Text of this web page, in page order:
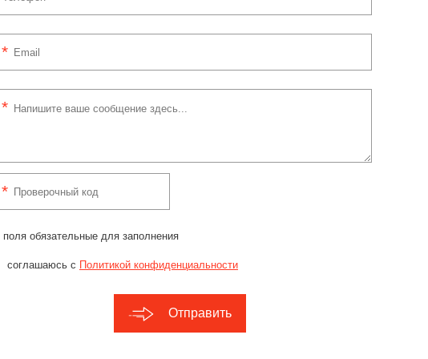
обязательные для заполнения
соглашаюсь с Политикой конфиденциальности
Отправить